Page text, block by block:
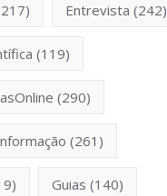
Entrevista (242)
(119)
(290)
(261)
Guias (140)